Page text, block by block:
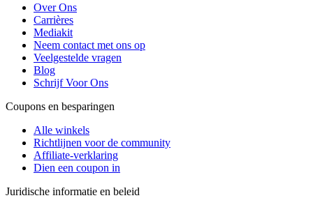
Over Ons
Carrières
Mediakit
Neem contact met ons op
Veelgestelde vragen
Blog
Schrijf Voor Ons
Coupons en besparingen
Alle winkels
Richtlijnen voor de community
Affiliate-verklaring
Dien een coupon in
Juridische informatie en beleid